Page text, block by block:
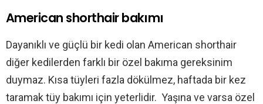
American shorthair bakımı
Dayanıklı ve güçlü bir kedi olan American shorthair
diğer kedilerden farklı bir özel bakıma gereksinim
duymaz. Kısa tüyleri fazla dökülmez, haftada bir kez
taramak tüy bakımı için yeterlidir. Yaşına ve varsa özel